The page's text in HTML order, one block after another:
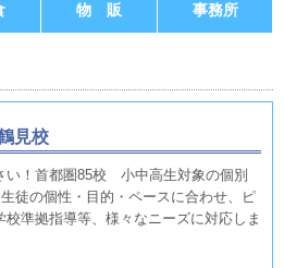
物 販 事務所
見校
い！首都圏85校 小中高生対象の個別
徒の個性・目的・ペースに合わせ、ピ
準拠指導等、様々なニーズに対応しま